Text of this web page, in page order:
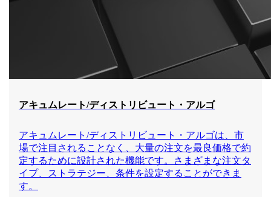
アキュムレート/ディストリビュート・アルゴ
アキュムレート/ディストリビュート・アルゴは、市
場で注目されることなく、大量の注文を最良価格で約
定するために設計された機能です。さまざまな注文タ
イプ、ストラテジー、条件を設定することができま
す。